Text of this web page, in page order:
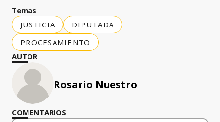
Temas
JUSTICIA
DIPUTADA
PROCESAMIENTO
AUTOR
Rosario Nuestro
COMENTARIOS